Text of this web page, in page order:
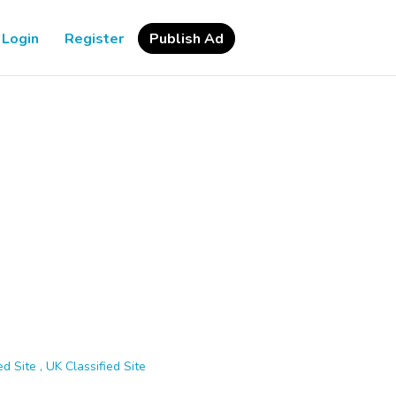
Login Register Publish Ad
Site , UK Classified Site